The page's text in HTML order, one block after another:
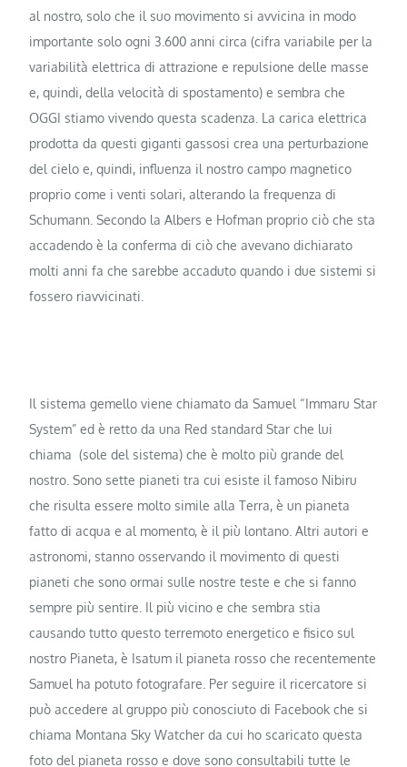
al nostro, solo che il suo movimento si avvicina in modo
importante solo ogni 3.600 anni circa (cifra variabile per la
variabilità elettrica di attrazione e repulsione delle masse
e, quindi, della velocità di spostamento) e sembra che
OGGI stiamo vivendo questa scadenza. La carica elettrica
prodotta da questi giganti gassosi crea una perturbazione
del cielo e, quindi, influenza il nostro campo magnetico
proprio come i venti solari, alterando la frequenza di
Schumann. Secondo la Albers e Hofman proprio ciò che sta
accadendo è la conferma di ciò che avevano dichiarato
molti anni fa che sarebbe accaduto quando i due sistemi si
fossero riavvicinati.
Il sistema gemello viene chiamato da Samuel “Immaru Star
System” ed è retto da una Red standard Star che lui
chiama (sole del sistema) che è molto più grande del
nostro. Sono sette pianeti tra cui esiste il famoso Nibiru
che risulta essere molto simile alla Terra, è un pianeta
fatto di acqua e al momento, è il più lontano. Altri autori e
astronomi, stanno osservando il movimento di questi
pianeti che sono ormai sulle nostre teste e che si fanno
sempre più sentire. Il più vicino e che sembra stia
causando tutto questo terremoto energetico e fisico sul
nostro Pianeta, è Isatum il pianeta rosso che recentemente
Samuel ha potuto fotografare. Per seguire il ricercatore si
può accedere al gruppo più conosciuto di Facebook che si
chiama Montana Sky Watcher da cui ho scaricato questa
foto del pianeta rosso e dove sono consultabili tutte le